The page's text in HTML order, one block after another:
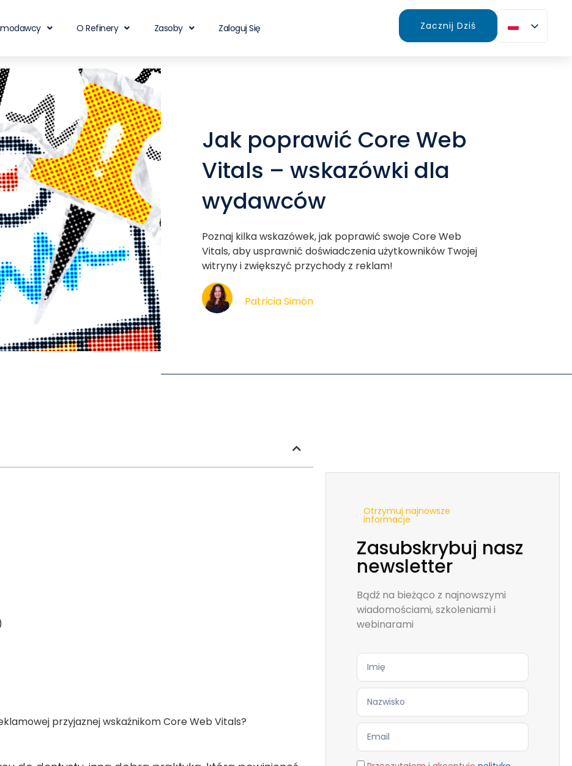
O Refinery Zasoby Zaloguj Się Zacznij Dziś
Jak poprawić Core Web
Vitals – wskazówki dla
wydawców
Poznaj kilka wskazówek, jak poprawić swoje Core Web
Vitals, aby usprawnić doświadczenia użytkowników Twojej
witryny i zwiększyć przychody z reklam!
Patricia Simón
przyjaznej wskaźnikom Core Web Vitals?
Otrzymuj najnowsze
informacje
Zasubskrybuj nasz
newsletter
Bądź na bieżąco z najnowszymi
wiadomościami, szkoleniami i
webinarami